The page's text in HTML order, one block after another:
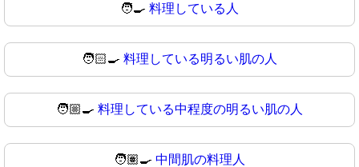
🧑‍🍳 料理している人
🧑🏻‍🍳 料理している明るい肌の人
🧑🏼‍🍳 料理している中程度の明るい肌の人
🧑🏽‍🍳 中間肌の料理人